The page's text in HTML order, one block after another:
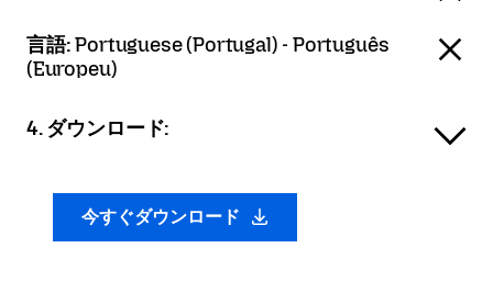
言語:Portuguese (Portugal) - Português
(Europeu)
4. ダウンロード:
今すぐダウンロード